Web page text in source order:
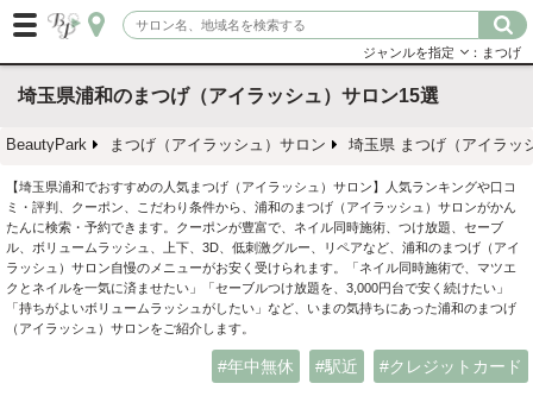
ジャンルを指定 ：まつげ
埼玉県浦和のまつげ（アイラッシュ）サロン15選
BeautyPark まつげ（アイラッシュ）サロン 埼玉県 まつげ（アイラッ
【埼玉県浦和でおすすめの人気まつげ（アイラッシュ）サロン】人気ランキングや口コ
ミ・評判、クーポン、こだわり条件から、浦和のまつげ（アイラッシュ）サロンがかん
たんに検索・予約できます。クーポンが豊富で、ネイル同時施術、つけ放題、セーブ
ル、ボリュームラッシュ、上下、3D、低刺激グルー、リペアなど、浦和のまつげ（アイ
ラッシュ）サロン自慢のメニューがお安く受けられます。「ネイル同時施術で、マツエ
クとネイルを一気に済ませたい」「セーブルつけ放題を、3,000円台で安く続けたい」
「持ちがよいボリュームラッシュがしたい」など、いまの気持ちにあった浦和のまつげ
（アイラッシュ）サロンをご紹介します。
年中無休 駅近 クレジットカード